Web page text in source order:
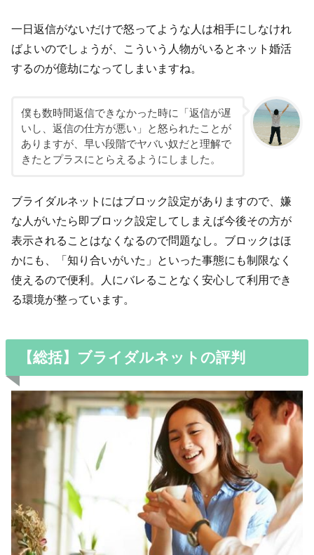
一日返信がないだけで怒ってような人は相手にしなけれ
ばよいのでしょうが、こういう人物がいるとネット婚活
するのが億劫になってしまいますね。
僕も数時間返信できなかった時に「返信が遅
いし、返信の仕方が悪い」と怒られたことが
ありますが、早い段階でヤバい奴だと理解で
きたとプラスにとらえるようにしました。
ブライダルネットにはブロック設定がありますので、嫌
な人がいたら即ブロック設定してしまえば今後その方が
表示されることはなくなるので問題なし。ブロックはほ
かにも、「知り合いがいた」といった事態にも制限なく
使えるので便利。人にバレることなく安心して利用でき
る環境が整っています。
【総括】ブライダルネットの評判